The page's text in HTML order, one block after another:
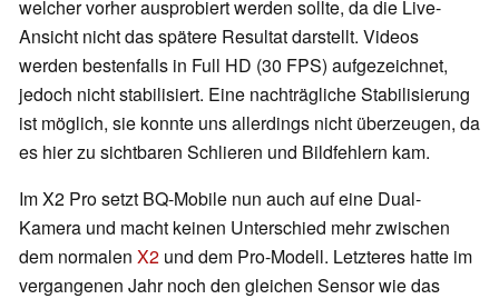
welcher vorher ausprobiert werden sollte, da die Live-
Ansicht nicht das spätere Resultat darstellt. Videos
werden bestenfalls in Full HD (30 FPS) aufgezeichnet,
jedoch nicht stabilisiert. Eine nachträgliche Stabilisierung
ist möglich, sie konnte uns allerdings nicht überzeugen, da
es hier zu sichtbaren Schlieren und Bildfehlern kam.
Im X2 Pro setzt BQ-Mobile nun auch auf eine Dual-
Kamera und macht keinen Unterschied mehr zwischen
dem normalen X2 und dem Pro-Modell. Letzteres hatte im
vergangenen Jahr noch den gleichen Sensor wie das